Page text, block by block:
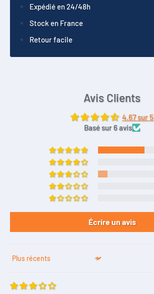
Expédié en 24/48h
Stock en France
Retour facile
Avis Clients
4.67 sur 5
Basé sur 6 avis
Écrire un avis
Sort by